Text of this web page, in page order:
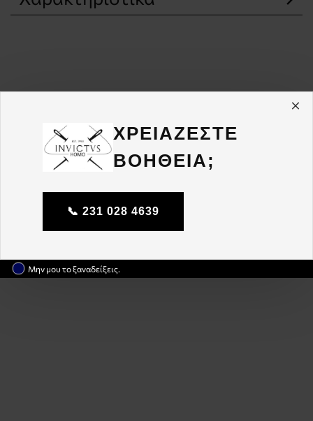
ΧΡΕΙΑΖΕΣΤΕ
ΒΟΗΘΕΙΑ;
📞 231 028 4639
Μην μου το ξαναδείξεις.